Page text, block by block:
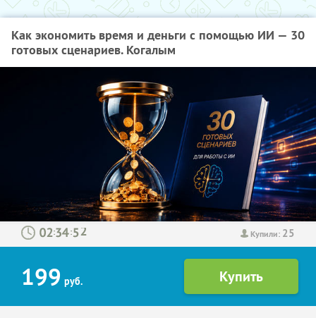
Как экономить время и деньги с помощью ИИ — 30
готовых сценариев. Когалым
Купили: 25
: :
199 руб.